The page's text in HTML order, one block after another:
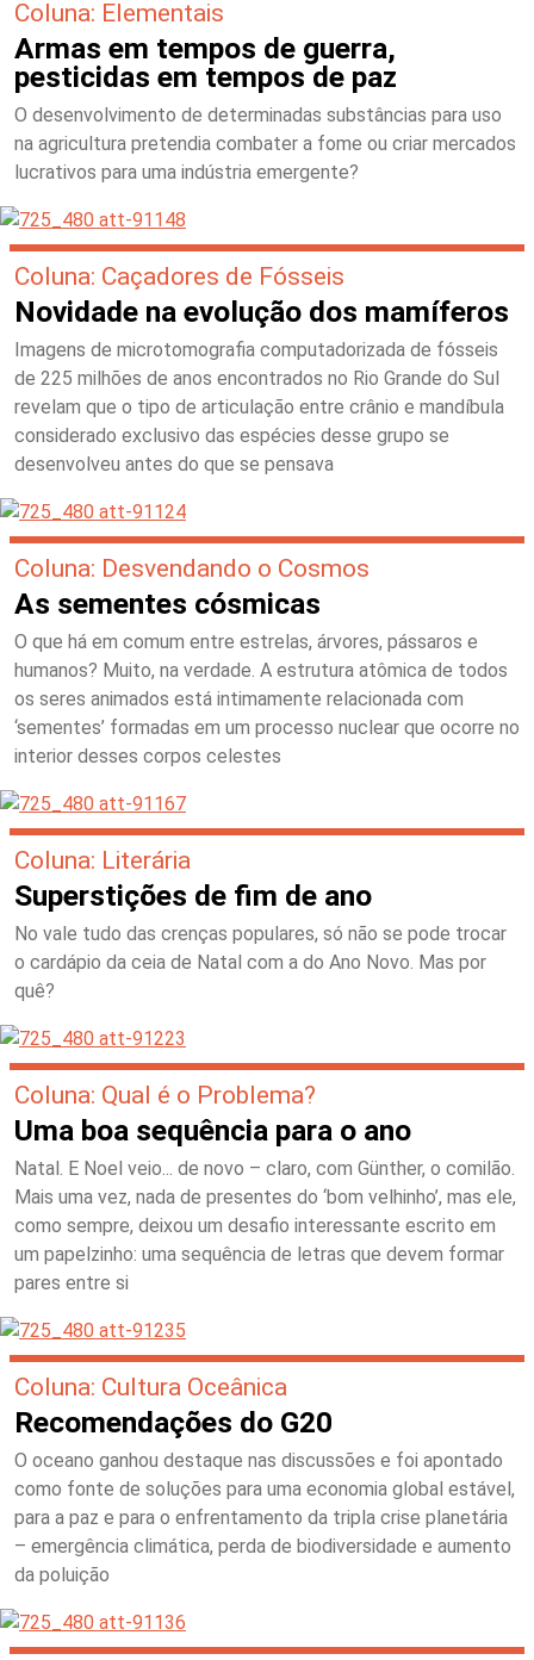
Coluna: Elementais
Armas em tempos de guerra,
pesticidas em tempos de paz
O desenvolvimento de determinadas substâncias para uso
na agricultura pretendia combater a fome ou criar mercados
lucrativos para uma indústria emergente?
Coluna: Caçadores de Fósseis
Novidade na evolução dos mamíferos
Imagens de microtomografia computadorizada de fósseis
de 225 milhões de anos encontrados no Rio Grande do Sul
revelam que o tipo de articulação entre crânio e mandíbula
considerado exclusivo das espécies desse grupo se
desenvolveu antes do que se pensava
Coluna: Desvendando o Cosmos
As sementes cósmicas
O que há em comum entre estrelas, árvores, pássaros e
humanos? Muito, na verdade. A estrutura atômica de todos
os seres animados está intimamente relacionada com
‘sementes’ formadas em um processo nuclear que ocorre no
interior desses corpos celestes
Coluna: Literária
Superstições de fim de ano
No vale tudo das crenças populares, só não se pode trocar
o cardápio da ceia de Natal com a do Ano Novo. Mas por
quê?
Coluna: Qual é o Problema?
Uma boa sequência para o ano
Natal. E Noel veio... de novo – claro, com Günther, o comilão.
Mais uma vez, nada de presentes do ‘bom velhinho’, mas ele,
como sempre, deixou um desafio interessante escrito em
um papelzinho: uma sequência de letras que devem formar
pares entre si
Coluna: Cultura Oceânica
Recomendações do G20
O oceano ganhou destaque nas discussões e foi apontado
como fonte de soluções para uma economia global estável,
para a paz e para o enfrentamento da tripla crise planetária
– emergência climática, perda de biodiversidade e aumento
da poluição